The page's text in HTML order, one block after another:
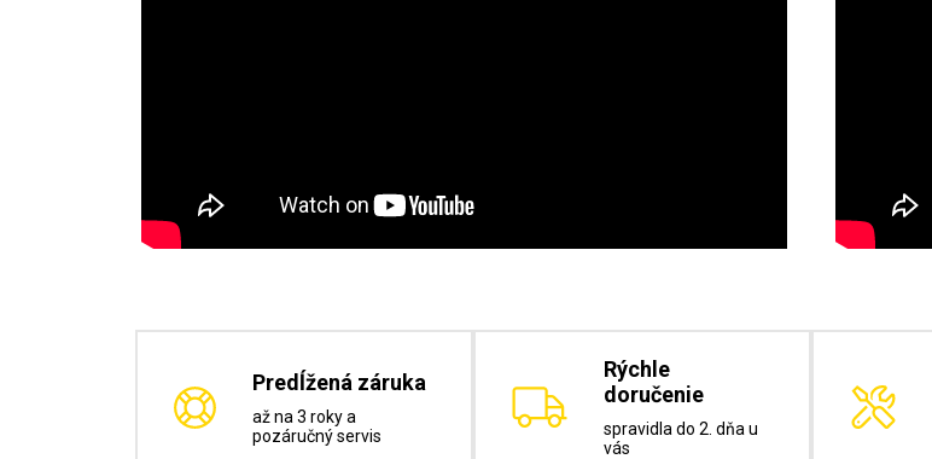
Predĺžená záruka
až na 3 roky a
pozáručný servis
Rýchle
doručenie
spravidla do 2. dňa u
vás